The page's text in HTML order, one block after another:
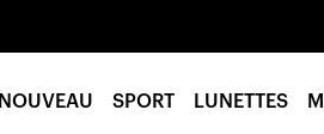
NOUVEAU SPORT LUNETTES